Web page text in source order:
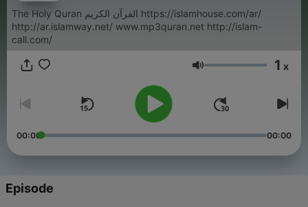
The Holy Quran القرآن الكريم https://islamhouse.com/ar/
http://ar.islamway.net/ www.mp3quran.net http://islam-
call.com/
Volume 1 x
00:00 00:00
Episode